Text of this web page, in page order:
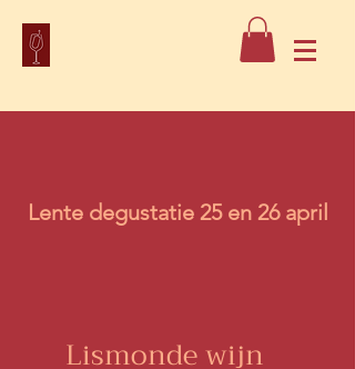
Lente degustatie 25 en 26 april
Lismonde wijn